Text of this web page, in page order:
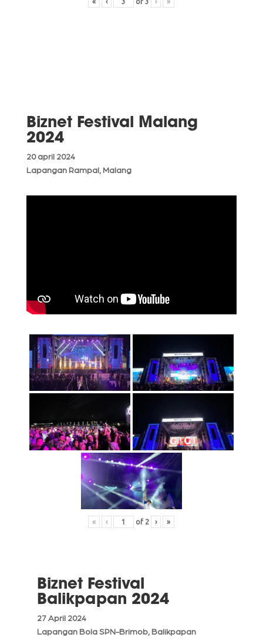
« ‹ of3 › »
Biznet Festival Malang
2024
20 april 2024
Lapangan Rampal, Malang
« ‹ of 2 › »
Biznet Festival
Balikpapan 2024
27 April 2024
Lapangan Bola SPN-Brimob, Balikpapan